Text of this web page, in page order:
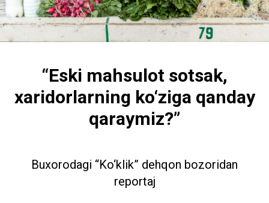
“Eski mahsulot sotsak,
xaridorlarning ko‘ziga qanday
qaraymiz?”
Buxorodagi “Ko‘klik” dehqon bozoridan
reportaj